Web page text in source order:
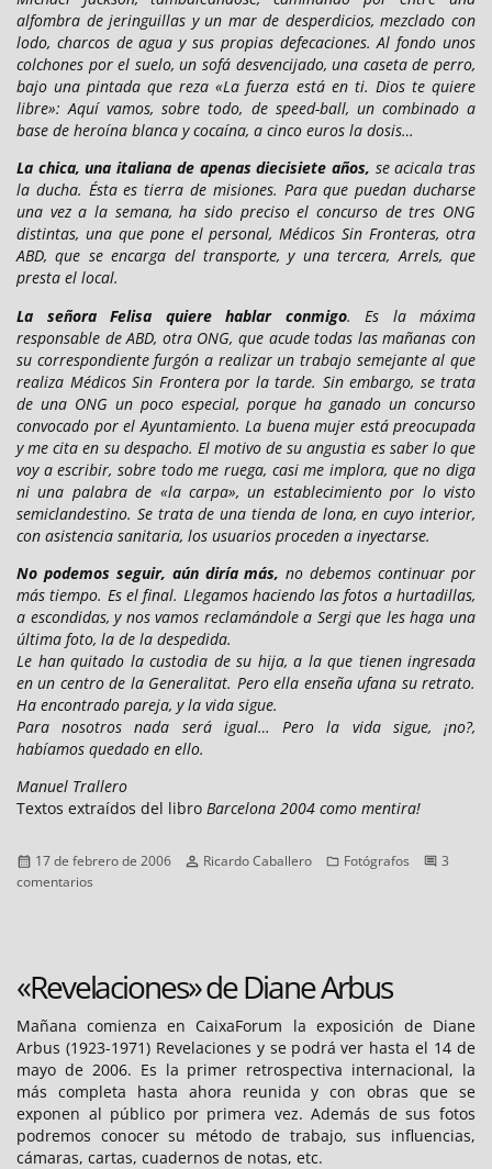
alfombra de jeringuillas y un mar de desperdicios, mezclado con
lodo, charcos de agua y sus propias defecaciones. Al fondo unos
colchones por el suelo, un sofá desvencijado, una caseta de perro,
bajo una pintada que reza «La fuerza está en ti. Dios te quiere
libre»: Aquí vamos, sobre todo, de speed-ball, un combinado a
base de heroína blanca y cocaína, a cinco euros la dosis…
La chica, una italiana de apenas diecisiete años, se acicala tras
la ducha. Ésta es tierra de misiones. Para que puedan ducharse
una vez a la semana, ha sido preciso el concurso de tres ONG
distintas, una que pone el personal, Médicos Sin Fronteras, otra
ABD, que se encarga del transporte, y una tercera, Arrels, que
presta el local.
La señora Felisa quiere hablar conmigo. Es la máxima
responsable de ABD, otra ONG, que acude todas las mañanas con
su correspondiente furgón a realizar un trabajo semejante al que
realiza Médicos Sin Frontera por la tarde. Sin embargo, se trata
de una ONG un poco especial, porque ha ganado un concurso
convocado por el Ayuntamiento. La buena mujer está preocupada
y me cita en su despacho. El motivo de su angustia es saber lo que
voy a escribir, sobre todo me ruega, casi me implora, que no diga
ni una palabra de «la carpa», un establecimiento por lo visto
semiclandestino. Se trata de una tienda de lona, en cuyo interior,
con asistencia sanitaria, los usuarios proceden a inyectarse.
No podemos seguir, aún diría más, no debemos continuar por
más tiempo. Es el final. Llegamos haciendo las fotos a hurtadillas,
a escondidas, y nos vamos reclamándole a Sergi que les haga una
última foto, la de la despedida.
Le han quitado la custodia de su hija, a la que tienen ingresada
en un centro de la Generalitat. Pero ella enseña ufana su retrato.
Ha encontrado pareja, y la vida sigue.
Para nosotros nada será igual… Pero la vida sigue, ¡no?,
habíamos quedado en ello.
Manuel Trallero
Textos extraídos del libro Barcelona 2004 como mentira!
Publicado
el
17 de febrero de 2006 Autor
Ricardo Caballero Categorías
Fotógrafos
3
comentarios
«Revelaciones» de Diane Arbus
Mañana comienza en CaixaForum la exposición de Diane
Arbus (1923-1971) Revelaciones y se podrá ver hasta el 14 de
mayo de 2006. Es la primer retrospectiva internacional, la
más completa hasta ahora reunida y con obras que se
exponen al público por primera vez. Además de sus fotos
podremos conocer su método de trabajo, sus influencias,
cámaras, cartas, cuadernos de notas, etc.